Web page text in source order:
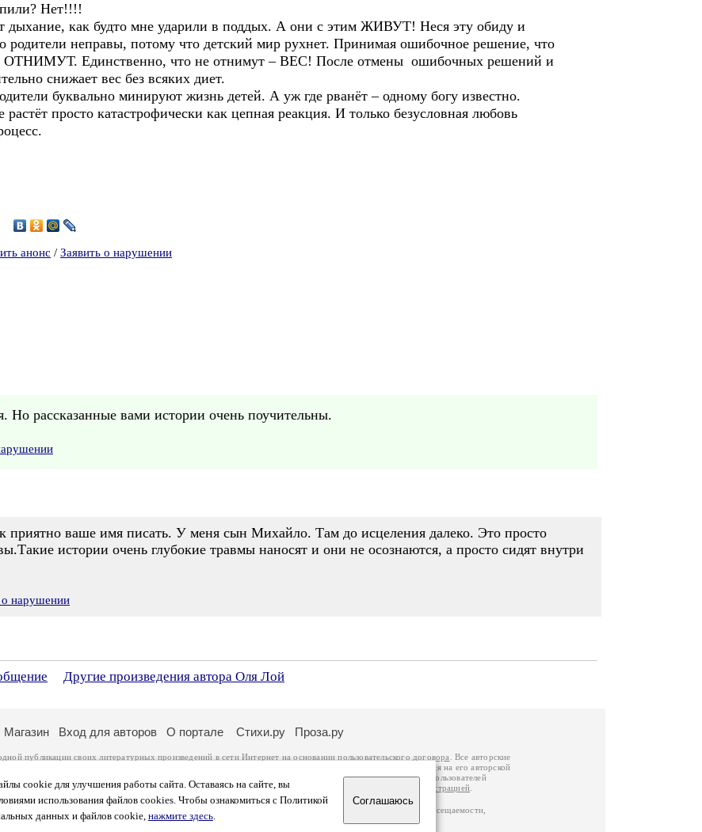
Нет!!!!
дыхание, как будто мне ударили в поддых. А они с этим ЖИВУТ! Неся эту обиду и
родители неправы, потому что детский мир рухнет. Принимая ошибочное решение, что
ОТНИМУТ. Единственно, что не отнимут – ВЕС! После отмены ошибочных решений и
снижает вес без всяких диет.
буквально минируют жизнь детей. А уж где рванёт – одному богу известно.
просто катастрофически как цепная реакция. И только безусловная любовь
анонс / Заявить о нарушении
Но рассказанные вами истории очень поучительны.
ваше имя писать. У меня сын Михайло. Там до исцеления далеко. Это просто
истории очень глубокие травмы наносят и они не осознаются, а просто сидят внутри
о нарушении
Другие произведения автора Оля Лой
cookie для улучшения работы сайта. Оставаясь на сайте, вы
использования файлов cookies. Чтобы ознакомиться с Политикой
данных и файлов cookie, нажмите здесь.
Соглашаюсь
Магазин Вход для авторов О портале Стихи.ру Проза.ру
публикации своих литературных произведений в сети Интернет на основаниипользовательского договора
. Все авторские
. Перепечатка произведений возможна только с согласия его автора, к которому вы можете обратиться на его авторской
самостоятельно на основании
законодательства Российской Федерации. Данные пользователей
данных. Вы также можете посмотреть более подробнуюинформацию о портале связаться с администрацией
посетителей, которые в общей сумме просматривают более полумиллиона страниц по данным счетчика посещаемости,
по две цифры: количество просмотров и количество посетителей.